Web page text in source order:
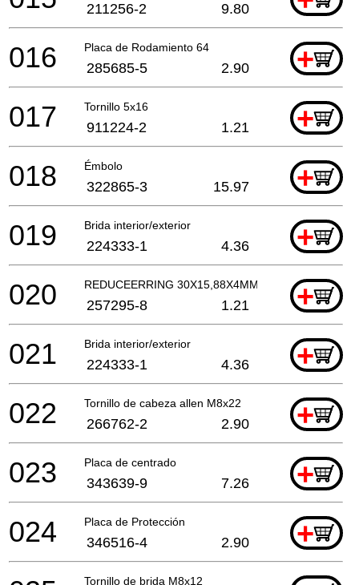
211256-2 9.80
Placa de Rodamiento 64 +
016 285685-5 2.90
Tornillo 5x16 +
017 911224-2 1.21
Émbolo +
018 322865-3 15.97
Brida interior/exterior +
019 224333-1 4.36
REDUCEERRING 30X15,88X4MM +
020 257295-8 1.21
Brida interior/exterior +
021 224333-1 4.36
Tornillo de cabeza allen M8x22 +
022 266762-2 2.90
Placa de centrado +
023 343639-9 7.26
Placa de Protección +
024 346516-4 2.90
Tornillo de brida M8x12